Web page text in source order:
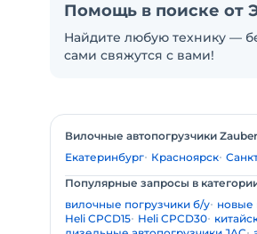
Помощь в поиске от
Найдите любую технику —
сами свяжутся с вами!
Вилочные автопогрузчики
Екатеринбург Красноярск
Популярные запросы в
вилочные погрузчики б/у новые
Heli CPCD15 Heli CPCD30